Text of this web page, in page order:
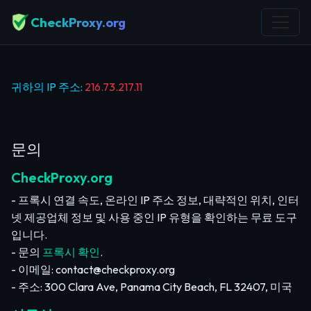
CheckProxy.org
귀하의 IP 주소: 216.73.217.11
문의
CheckProxy.org
- 프록시 연결 속도, 온라인 IP 주소 정보, 대략적인 위치, 인터
넷 제공업체 정보 및 사용 중인 IP 유형을 확인하는 무료 도구
입니다.
- 문의 프록시 확인.
- 이메일: contact@checkproxy.org
- 주소: 300 Clara Ave, Panama City Beach, FL 32407, 미국